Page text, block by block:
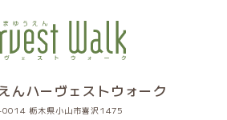
んハーヴェストウォーク
栃木県小山市喜沢1475